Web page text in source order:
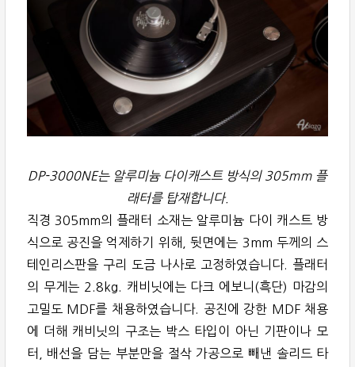
DP-3000NE는 알루미늄 다이캐스트 방식의 305mm 플
래터를 탑재합니다.
직경 305mm의 플래터 소재는 알루미늄 다이 캐스트 방
식으로 공진을 억제하기 위해, 뒷면에는 3mm 두께의 스
테인리스판을 구리 도금 나사로 고정하였습니다. 플래터
의 무게는 2.8kg. 캐비닛에는 다크 에보니(흑단) 마감의
고밀도 MDF를 채용하였습니다. 공진에 강한 MDF 채용
에 더해 캐비닛의 구조는 박스 타입이 아닌 기판이나 모
터, 배선을 담는 부분만을 절삭 가공으로 빼낸 솔리드 타